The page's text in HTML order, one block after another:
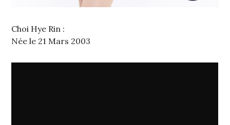
Choi Hye Rin :
Née le 21 Mars 2003